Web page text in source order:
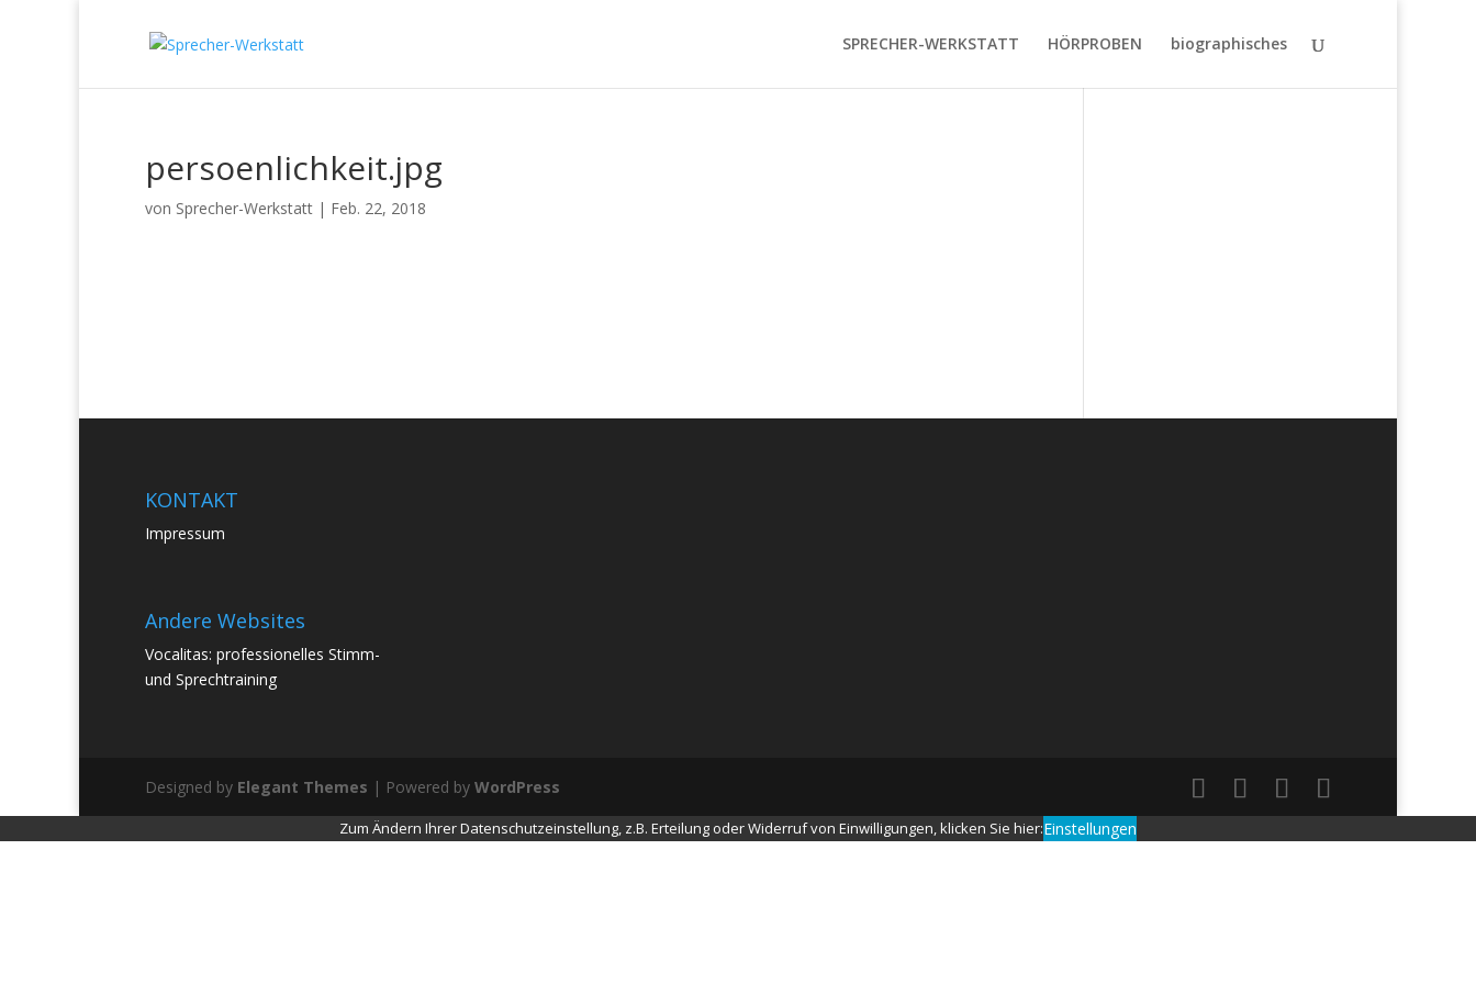
SPRECHER-WERKSTATT HÖRPROBEN biographisches
persoenlichkeit.jpg
von Sprecher-Werkstatt | Feb. 22, 2018
KONTAKT
Impressum
Andere Websites
Vocalitas: professionelles Stimm-
und Sprechtraining
Designed by Elegant Themes | Powered by WordPress
Zum Ändern Ihrer Datenschutzeinstellung, z.B. Erteilung oder Widerruf von Einwilligungen, klicken Sie hier:Einstellungen